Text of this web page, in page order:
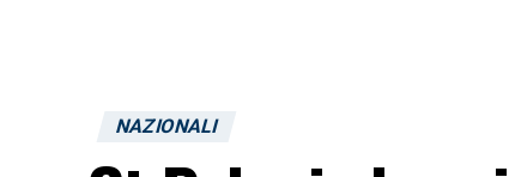
NAZIONALI